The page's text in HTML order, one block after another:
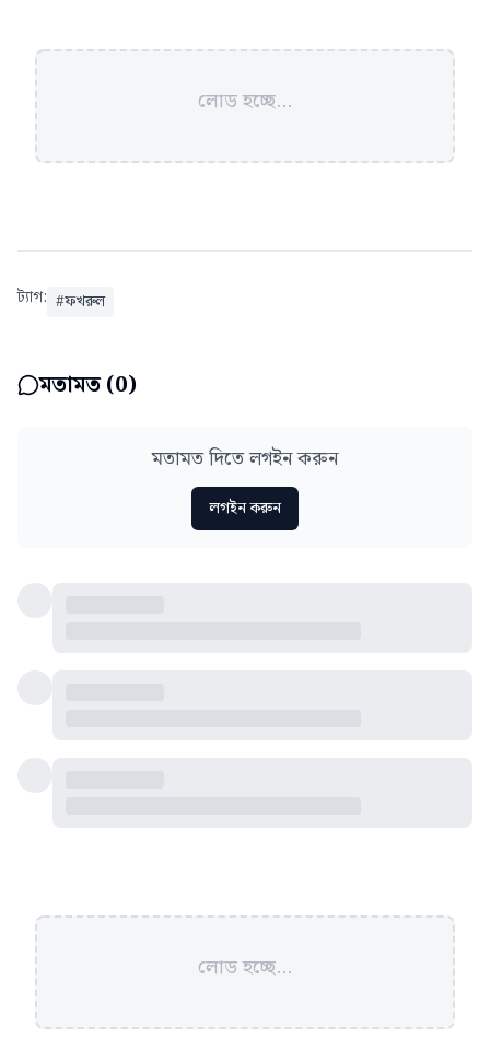
লোড হচ্ছে...
ট্যাগ: #ফখরুল
মতামত (0)
মতামত দিতে লগইন করুন
লগইন করুন
লোড হচ্ছে...